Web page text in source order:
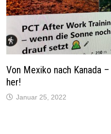
Von Mexiko nach Kanada
her!
Januar 25, 2022